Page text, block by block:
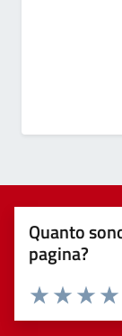
Quanto
pagina?
Valuta
Valuta 2
Valuta 1 stelle